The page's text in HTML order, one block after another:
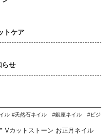
トケア
らせ
ル #天然石ネイル #銀座ネイル #ビジ
Vカットストーン お正月ネイル